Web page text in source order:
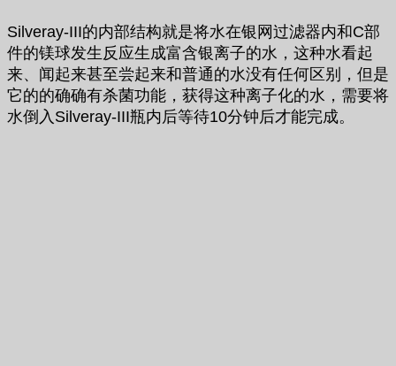
Silveray-III的内部结构就是将水在银网过滤器内和C部
件的镁球发生反应生成富含银离子的水，这种水看起
来、闻起来甚至尝起来和普通的水没有任何区别，但是
它的的确确有杀菌功能，获得这种离子化的水，需要将
水倒入Silveray-III瓶内后等待10分钟后才能完成。